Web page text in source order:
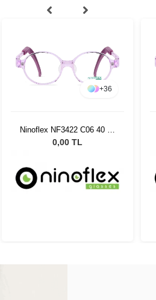
+36
Ninoflex NF3422 C06 40 14
128
0,00 TL